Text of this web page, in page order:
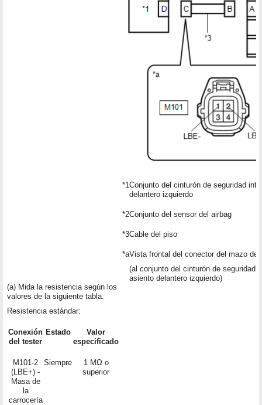
(a) Mida la resistencia según los
valores de la siguiente tabla.
Resistencia estándar:
Conexión
del tester
Estado
Valor
especificado
M101-2
(LBE+) -
Masa de
la
carrocería
Siempre
1 MΩ o
superior
*1 Conjunto del cinturón de seguridad
delantero izquierdo
*2Conjunto del sensor del airbag
*3Cable del piso
*aVista frontal del conector del mazo de
(al conjunto del cinturón de seguridad
asiento delantero izquierdo)